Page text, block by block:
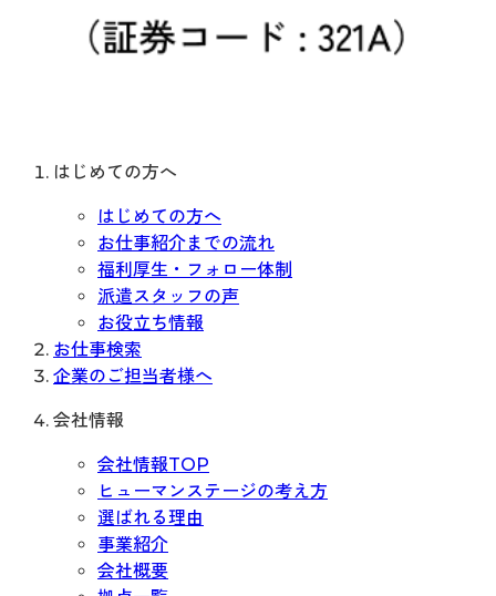
はじめての方へ
はじめての方へ
お仕事紹介までの流れ
福利厚生・フォロー体制
派遣スタッフの声
お役立ち情報
お仕事検索
企業のご担当者様へ
会社情報
会社情報TOP
ヒューマンステージの考え方
選ばれる理由
事業紹介
会社概要